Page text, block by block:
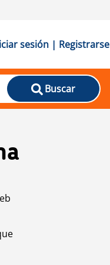
sesión | Registrarse
Buscar